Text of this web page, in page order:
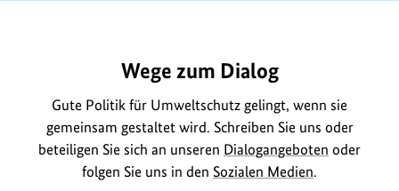
Wege zum Dialog
Gute Politik für Umweltschutz gelingt, wenn sie
gemeinsam gestaltet wird. Schreiben Sie uns oder
beteiligen Sie sich an unseren Dialogangeboten oder
folgen Sie uns in den Sozialen Medien.